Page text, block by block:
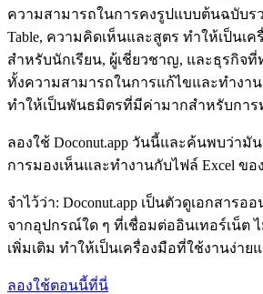
ความสามารถในการคงรูปแบบต้นฉบับร
Table, ความคิดเห็นและสูตร ทำให้เป็นเ
สำหรับนักเรียน, ผู้เชี่ยวชาญ, และธุรกิจ
ทั้งความสามารถในการแก้ไขและทำงา
ทำให้เป็นพันธมิตรที่มีค่ามากสำหรับการ
ลองใช้ Doconut.app วันนี้และค้นพบว่ามั
การมองเห็นและทำงานกับไฟล์ Excel ข
จำไว้ว่า: Doconut.app เป็นตัวดูเอกสารอ
จากอุปกรณ์ใด ๆ ที่เชื่อมต่ออินเทอร์เน็ต
เพิ่มเติม ทำให้เป็นเครื่องมือที่ใช้งานง่าย
ลองใช้ตอนนี้ที่นี่